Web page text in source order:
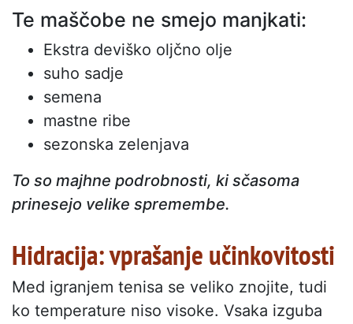
Te maščobe ne smejo manjkati:
Ekstra deviško oljčno olje
suho sadje
semena
mastne ribe
sezonska zelenjava
To so majhne podrobnosti, ki sčasoma
prinesejo velike spremembe.
Hidracija: vprašanje učinkovitosti
Med igranjem tenisa se veliko znojite, tudi
ko temperature niso visoke. Vsaka izguba